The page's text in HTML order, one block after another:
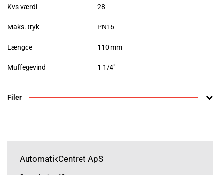
Kvs værdi 28
Maks. tryk PN16
Længde 110 mm
Muffegevind 1 1/4"
Filer
AutomatikCentret ApS